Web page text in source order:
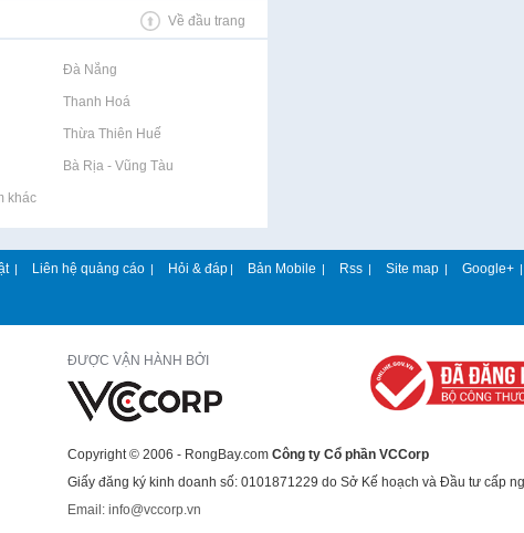
Về đầu trang
Rao vặt tại Đà Nẵng
Rao vặt tại Thanh Hoá
Rao vặt tại Thừa Thiên Huế
Rao vặt tại Bà Rịa - Vũng Tàu
khác
| Liên hệ quảng cáo | Hỏi & đáp | Bản Mobile | Rss | Site map | Google+ |
ĐƯỢC VẬN HÀNH BỞI
Copyright © 2006 - RongBay.com Công ty Cổ phần VCCorp
Giấy đăng ký kinh doanh số: 0101871229 do Sở Kế hoạch và Đầu tư cấp
Email: info@vccorp.vn